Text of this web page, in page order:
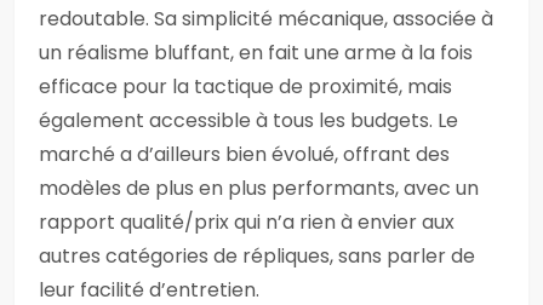
redoutable. Sa simplicité mécanique, associée à
un réalisme bluffant, en fait une arme à la fois
efficace pour la tactique de proximité, mais
également accessible à tous les budgets. Le
marché a d’ailleurs bien évolué, offrant des
modèles de plus en plus performants, avec un
rapport qualité/prix qui n’a rien à envier aux
autres catégories de répliques, sans parler de
leur facilité d’entretien.